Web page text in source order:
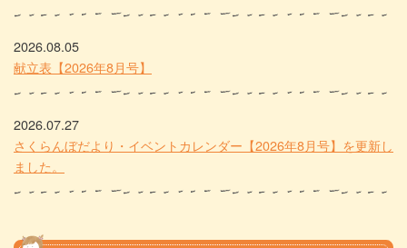
2026.08.05
献立表【2026年8月号】
2026.07.27
さくらんぼだより・イベントカレンダー【2026年8月号】を更新し
ました。